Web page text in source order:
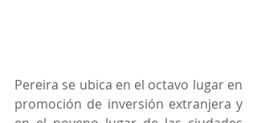
Pereira se ubica en el octavo lugar en
promoción de inversión extranjera y